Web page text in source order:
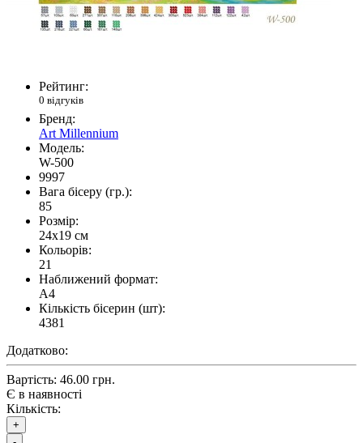
Рейтинг:
0 відгуків
Бренд:
Art Millennium
Модель:
W-500
9997
Вага бісеру (гр.):
85
Розмір:
24x19 см
Кольорів:
21
Наближений формат:
A4
Кількість бісерин (шт):
4381
Додатково:
Вартість: 46.00 грн.
Є в наявності
Кількість:
+